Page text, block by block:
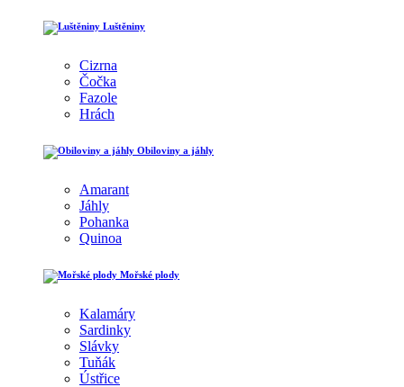
Luštěniny
Cizrna
Čočka
Fazole
Hrách
Obiloviny a jáhly
Amarant
Jáhly
Pohanka
Quinoa
Mořské plody
Kalamáry
Sardinky
Slávky
Tuňák
Ústřice